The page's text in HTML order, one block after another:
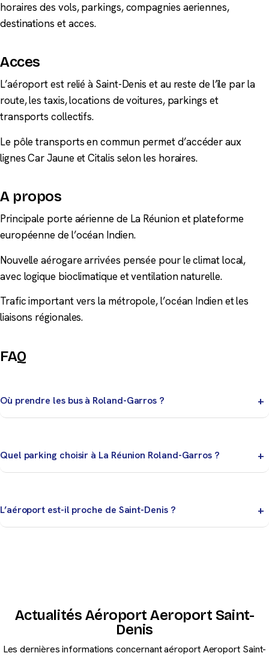
horaires des vols, parkings, compagnies aeriennes,
destinations et acces.
Acces
L’aéroport est relié à Saint-Denis et au reste de l’île par la
route, les taxis, locations de voitures, parkings et
transports collectifs.
Le pôle transports en commun permet d’accéder aux
lignes Car Jaune et Citalis selon les horaires.
A propos
Principale porte aérienne de La Réunion et plateforme
européenne de l’océan Indien.
Nouvelle aérogare arrivées pensée pour le climat local,
avec logique bioclimatique et ventilation naturelle.
Trafic important vers la métropole, l’océan Indien et les
liaisons régionales.
FAQ
Où prendre les bus à Roland-Garros ?
destination.
Quel parking choisir à La Réunion Roland-Garros ?
plusieurs jours.
L’aéroport est-il proche de Saint-Denis ?
Actualités Aéroport Aeroport Saint-
Denis
Les dernières informations concernant aéroport Aeroport Saint-